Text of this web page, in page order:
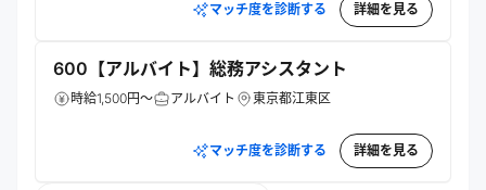
マッチ度を診断する 詳細を見る
600【アルバイト】総務アシスタント
時給1,500円～ アルバイト 東京都江東区
マッチ度を診断する 詳細を見る